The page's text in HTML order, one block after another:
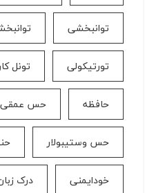
توانبخشی
تورتیکولی تونل
حافظه حس عمقی
حس وستیبولار
خودایمنی درک